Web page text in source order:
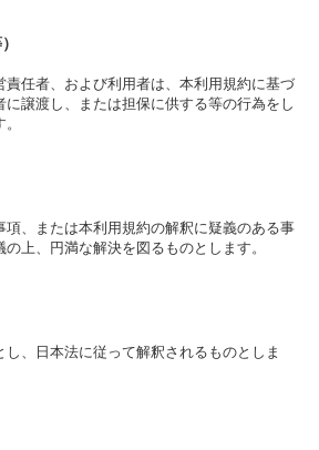
責任者、および利用者は、本利用規約に基づ
に譲渡し、または担保に供する等の行為をし
項、または本利用規約の解釈に疑義のある事
上、円満な解決を図るものとします。
、日本法に従って解釈されるものとしま